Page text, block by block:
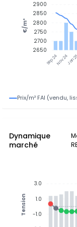
Sep 24Nov 24Jan
2900
2850
2800
2750
2700
2650
€/m²
Prix/m² FAI (vendu,
Dynamique
marché
3.0
1.0
-1.0
Tension